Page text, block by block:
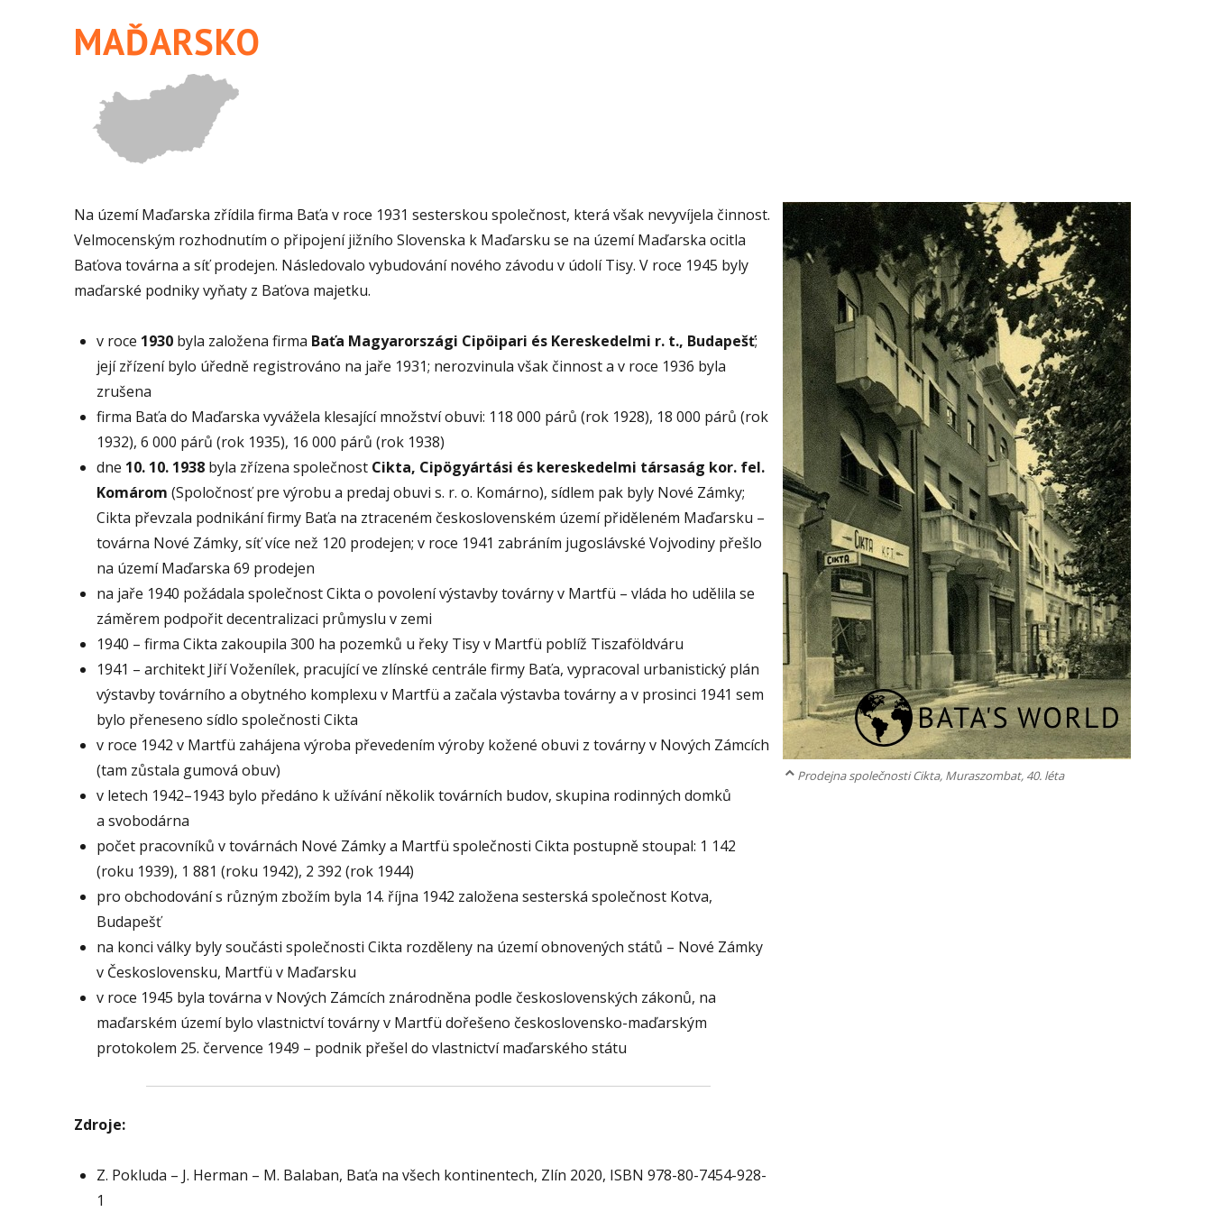
MAĎARSKO
Na území Maďarska zřídila firma Baťa v roce 1931 sesterskou společnost, která však nevyvíjela činnost.
Velmocenským rozhodnutím o připojení jižního Slovenska k Maďarsku se na území Maďarska ocitla
Baťova továrna a síť prodejen. Následovalo vybudování nového závodu v údolí Tisy. V roce 1945 byly
maďarské podniky vyňaty z Baťova majetku.
v roce 1930 byla založena firma Baťa Magyarországi Cipöipari és Kereskedelmi r. t., Budapešť;
její zřízení bylo úředně registrováno na jaře 1931; nerozvinula však činnost a v roce 1936 byla
zrušena
firma Baťa do Maďarska vyvážela klesající množství obuvi: 118 000 párů (rok 1928), 18 000 párů (rok
1932), 6 000 párů (rok 1935), 16 000 párů (rok 1938)
dne 10. 10. 1938 byla zřízena společnost Cikta, Cipögyártási és kereskedelmi társaság kor. fel.
Komárom (Spoločnosť pre výrobu a predaj obuvi s. r. o. Komárno), sídlem pak byly Nové Zámky;
Cikta převzala podnikání firmy Baťa na ztraceném československém území přiděleném Maďarsku –
továrna Nové Zámky, síť více než 120 prodejen; v roce 1941 zabráním jugoslávské Vojvodiny přešlo
na území Maďarska 69 prodejen
na jaře 1940 požádala společnost Cikta o povolení výstavby továrny v Martfü – vláda ho udělila se
záměrem podpořit decentralizaci průmyslu v zemi
1940 – firma Cikta zakoupila 300 ha pozemků u řeky Tisy v Martfü poblíž Tiszaföldváru
1941 – architekt Jiří Voženílek, pracující ve zlínské centrále firmy Baťa, vypracoval urbanistický plán
výstavby továrního a obytného komplexu v Martfü a začala výstavba továrny a v prosinci 1941 sem
bylo přeneseno sídlo společnosti Cikta
v roce 1942 v Martfü zahájena výroba převedením výroby kožené obuvi z továrny v Nových Zámcích
(tam zůstala gumová obuv)
v letech 1942–1943 bylo předáno k užívání několik továrních budov, skupina rodinných domků
a svobodárna
počet pracovníků v továrnách Nové Zámky a Martfü společnosti Cikta postupně stoupal: 1 142
(roku 1939), 1 881 (roku 1942), 2 392 (rok 1944)
pro obchodování s různým zbožím byla 14. října 1942 založena sesterská společnost Kotva,
Budapešť
na konci války byly součásti společnosti Cikta rozděleny na území obnovených států – Nové Zámky
v Československu, Martfü v Maďarsku
v roce 1945 byla továrna v Nových Zámcích znárodněna podle československých zákonů, na
maďarském území bylo vlastnictví továrny v Martfü dořešeno československo-maďarským
protokolem 25. července 1949 – podnik přešel do vlastnictví maďarského státu
Zdroje:
Z. Pokluda – J. Herman – M. Balaban, Baťa na všech kontinentech, Zlín 2020, ISBN 978-80-7454-928-
1
Prodejna společnosti Cikta, Muraszombat, 40. léta